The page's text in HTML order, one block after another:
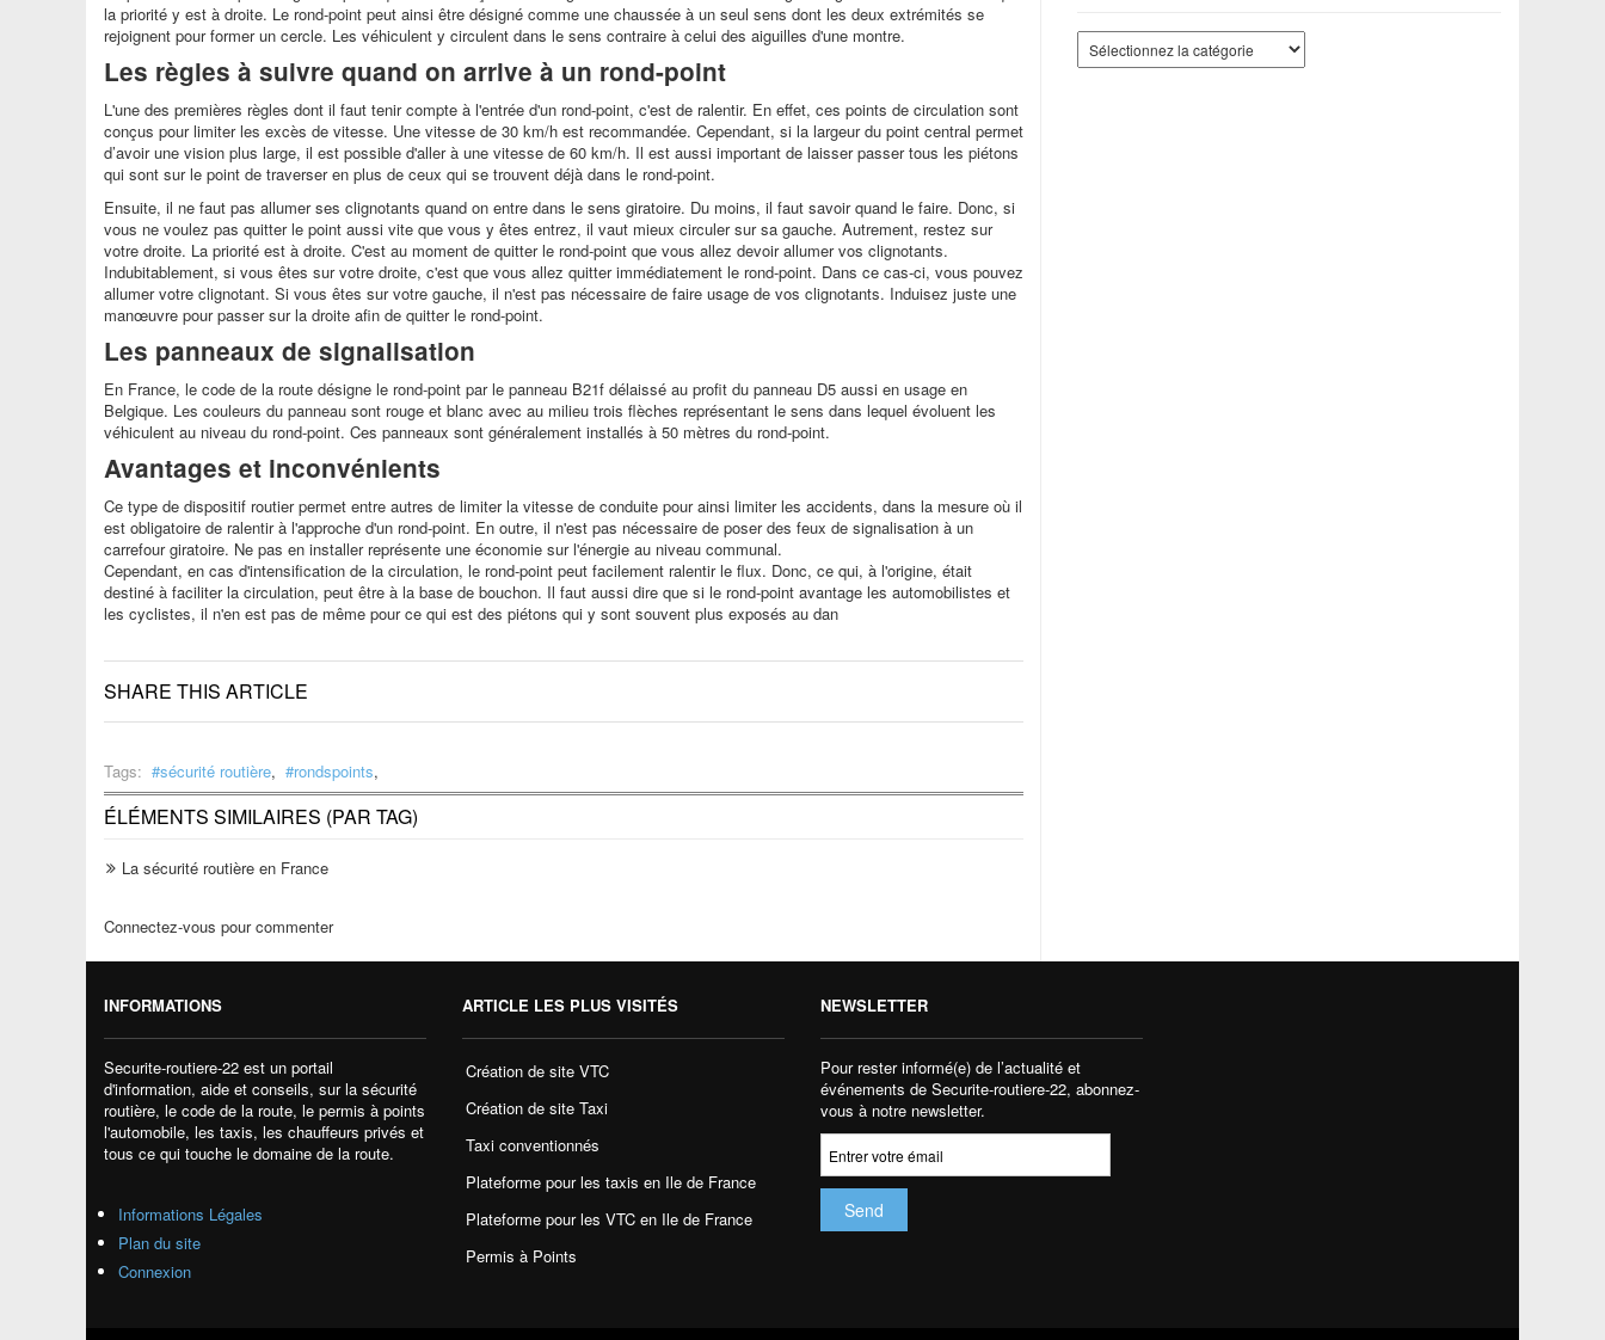
la priorité y est à droite. Le rond-point peut ainsi être désigné comme une chaussée à un seul sens dont les deux extrémités se
rejoignent pour former un cercle. Les véhiculent y circulent dans le sens contraire à celui des aiguilles d'une montre.
Les règles à suivre quand on arrive à un rond-point
L'une des premières règles dont il faut tenir compte à l'entrée d'un rond-point, c'est de ralentir. En effet, ces points de circulation sont
conçus pour limiter les excès de vitesse. Une vitesse de 30 km/h est recommandée. Cependant, si la largeur du point central permet
d’avoir une vision plus large, il est possible d'aller à une vitesse de 60 km/h. Il est aussi important de laisser passer tous les piétons
qui sont sur le point de traverser en plus de ceux qui se trouvent déjà dans le rond-point.
Ensuite, il ne faut pas allumer ses clignotants quand on entre dans le sens giratoire. Du moins, il faut savoir quand le faire. Donc, si
vous ne voulez pas quitter le point aussi vite que vous y êtes entrez, il vaut mieux circuler sur sa gauche. Autrement, restez sur
votre droite. La priorité est à droite. C'est au moment de quitter le rond-point que vous allez devoir allumer vos clignotants.
Indubitablement, si vous êtes sur votre droite, c'est que vous allez quitter immédiatement le rond-point. Dans ce cas-ci, vous pouvez
allumer votre clignotant. Si vous êtes sur votre gauche, il n'est pas nécessaire de faire usage de vos clignotants. Induisez juste une
manœuvre pour passer sur la droite afin de quitter le rond-point.
Les panneaux de signalisation
En France, le code de la route désigne le rond-point par le panneau B21f délaissé au profit du panneau D5 aussi en usage en
Belgique. Les couleurs du panneau sont rouge et blanc avec au milieu trois flèches représentant le sens dans lequel évoluent les
véhiculent au niveau du rond-point. Ces panneaux sont généralement installés à 50 mètres du rond-point.
Avantages et inconvénients
Ce type de dispositif routier permet entre autres de limiter la vitesse de conduite pour ainsi limiter les accidents, dans la mesure où il
est obligatoire de ralentir à l'approche d'un rond-point. En outre, il n'est pas nécessaire de poser des feux de signalisation à un
carrefour giratoire. Ne pas en installer représente une économie sur l'énergie au niveau communal.
Cependant, en cas d'intensification de la circulation, le rond-point peut facilement ralentir le flux. Donc, ce qui, à l'origine, était
destiné à faciliter la circulation, peut être à la base de bouchon. Il faut aussi dire que si le rond-point avantage les automobilistes et
les cyclistes, il n'en est pas de même pour ce qui est des piétons qui y sont souvent plus exposés au dan
SHARE THIS ARTICLE
Tags: sécurité routière, rondspoints,
ÉLÉMENTS SIMILAIRES (PAR TAG)
La sécurité routière en France
Connectez-vous pour commenter
INFORMATIONS
Securite-routiere-22 est un portail
d'information, aide et conseils, sur la sécurité
routière, le code de la route, le permis à points
l'automobile, les taxis, les chauffeurs privés et
tous ce qui touche le domaine de la route.
Informations Légales
Plan du site
Connexion
ARTICLE LES PLUS VISITÉS
Création de site VTC
Création de site Taxi
Taxi conventionnés
Plateforme pour les taxis en Ile de France
Plateforme pour les VTC en Ile de France
Permis à Points
NEWSLETTER
Pour rester informé(e) de l’actualité et
événements de Securite-routiere-22, abonnez-
vous à notre newsletter.